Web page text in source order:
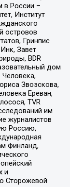
в России –
Институт
островов
Гринпис
Завет
BDR
дом
Звозскова,
Ереван,
TVR
им
журналистов
Россию,
Финланд,
и
Сторожевой